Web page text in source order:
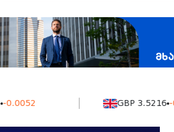
GBP 3.5216 -0.008